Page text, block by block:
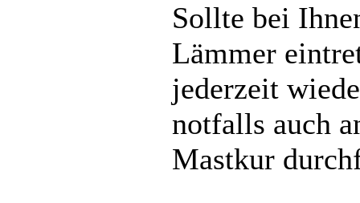
Sollte bei
Lämmer
jederzeit
notfalls auch
Mastkur